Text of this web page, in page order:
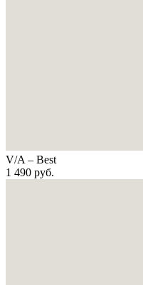
V/A – Best
1 490 руб.